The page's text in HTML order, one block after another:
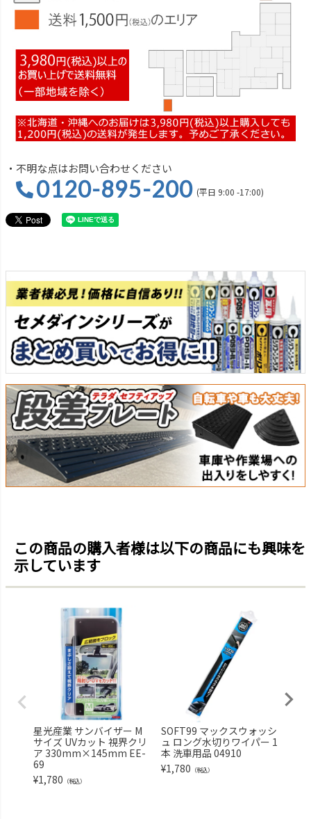
・不明な点はお問い合わせください
0120-895-200 (平日 9:00 -17:00)
この商品の購入者様は以下の商品にも興味を
示しています
星光産業 サンバイザー M
サイズ UVカット 視界クリ
ア 330mm×145mm EE-
69
¥1,780 （税込）
SOFT99 マックスウォッシ
ュ ロング水切りワイパー 1
本 洗車用品 04910
¥1,780 （税込）